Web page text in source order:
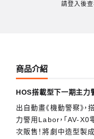
請登入後
商品介紹
HOS搭載型下一期主力
出自動畫《機動警察》
力警用Labor，「AV-
次販售！將劇中造型製